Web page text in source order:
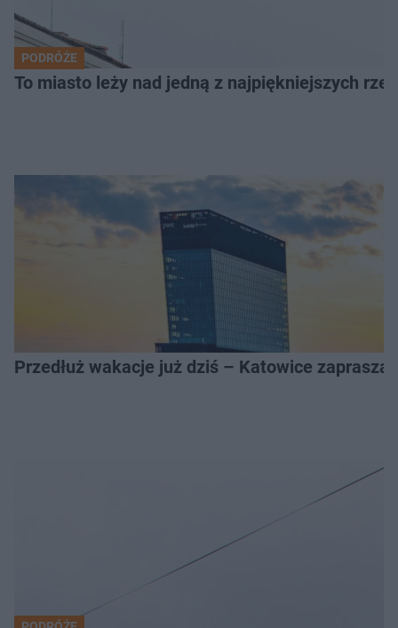
PODRÓŻE
To miasto leży nad jedną z najpiękniejszych
Przedłuż wakacje już dziś – Katowice